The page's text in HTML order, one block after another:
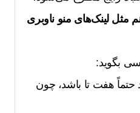
مثل لینک‌های منو ناوبری
بگوید:
حتماً هفت تا باشد، چون